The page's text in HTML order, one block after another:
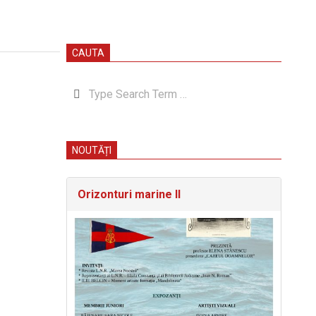
CAUTA
Search
NOUTĂȚI
Orizonturi marine II